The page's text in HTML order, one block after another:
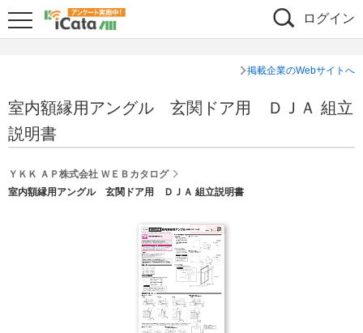
ログイン
掲載企業のWebサイトへ
室内額縁用アングル 玄関ドア用 ＤＪＡ 組立
説明書
ＹＫＫ ＡＰ株式会社 ＷＥＢカタログ
室内額縁用アングル 玄関ドア用 ＤＪＡ 組立説明書